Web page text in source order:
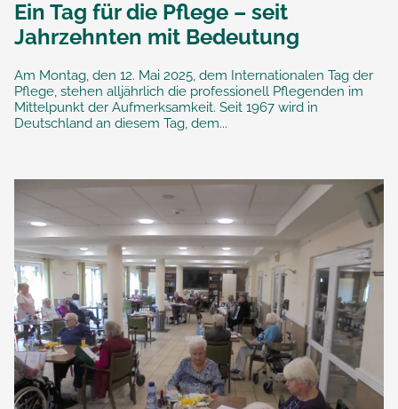
Ein Tag für die Pflege – seit
Jahrzehnten mit Bedeutung
Am Montag, den 12. Mai 2025, dem Internationalen Tag der
Pflege, stehen alljährlich die professionell Pflegenden im
Mittelpunkt der Aufmerksamkeit. Seit 1967 wird in
Deutschland an diesem Tag, dem...